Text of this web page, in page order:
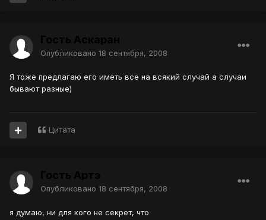
Опубликовано 18 сентября, 2008
Я тоже предлагаю его иметь все на всякий случай а случаи
бывают разные)
Цитата
Опубликовано 18 сентября, 2008
я думаю, ни для кого не секрет, что